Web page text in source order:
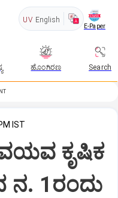
UV English
E-Paper
ಹೊಂಗಿರಣ Search
IST
ಕೃಷಿಕ
ನ. 1ರಂದು